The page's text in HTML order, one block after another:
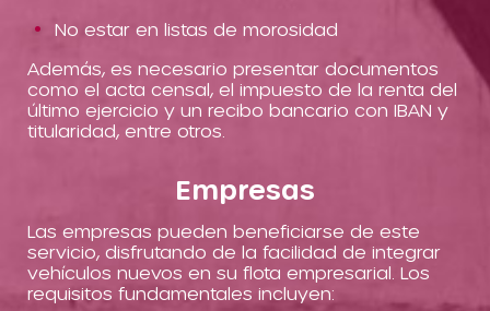
No estar en listas de morosidad
Además, es necesario presentar documentos
como el acta censal, el impuesto de la renta del
último ejercicio y un recibo bancario con IBAN y
titularidad, entre otros.
Empresas
Las empresas pueden beneficiarse de este
servicio, disfrutando de la facilidad de integrar
vehículos nuevos en su flota empresarial. Los
requisitos fundamentales incluyen: